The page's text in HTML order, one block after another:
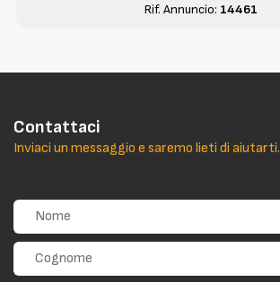
Rif. Annuncio: 14461
Contattaci
Inviaci un messaggio e saremo lieti di aiutarti.